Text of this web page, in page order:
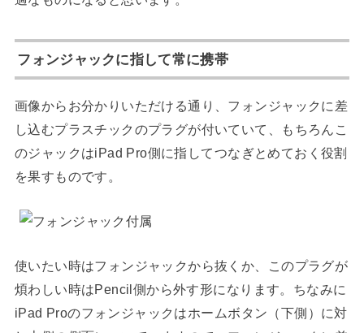
フォンジャックに指して常に携帯
画像からお分かりいただける通り、フォンジャックに差
し込むプラスチックのプラグが付いていて、もちろんこ
のジャックはiPad Pro側に指してつなぎとめておく役割
を果すものです。
使いたい時はフォンジャックから抜くか、このプラグが
煩わしい時はPencil側から外す形になります。ちなみに
iPad Proのフォンジャックはホームボタン（下側）に対